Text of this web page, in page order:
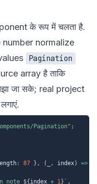
के रूप में चलता है.
number normalize
Pagination
array है ताकि
जा सके; real project
Pagination" ;
: 87 } , ( , index) =>
note ${ index + 1} ` ,